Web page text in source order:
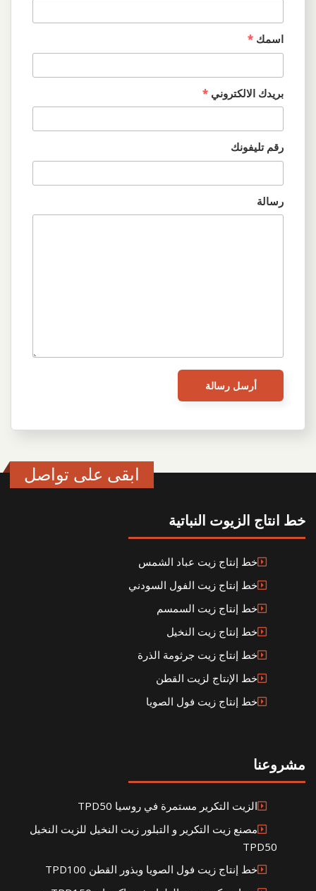
اسمك *
بريدك الالكتروني *
رقم تليفونك
رسالة
ابقى على تواصل
خط انتاج الزيوت النباتية
خط إنتاج زيت عباد الشمس
خط إنتاج زيت الفول السودني
خط إنتاج زيت السمسم
خط إنتاج زيت النخيل
خط إنتاج زيت جرثومة الذرة
خط الإنتاج لزيت القطن
خط إنتاج زيت فول الصويا
مشروعنا
الزيت التكرير مستمرة في روسيا TPD50
مصنع زيت التكرير و التبلور زيت النخيل للزيت النخيل
TPD50
خط إنتاج زيت فول الصويا وبذور القطن TPD100